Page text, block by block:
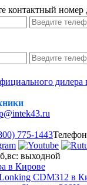
контактный номер
775-1443
выходной